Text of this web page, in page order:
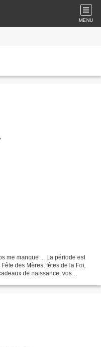
MENU
me manque ... La période est
des Mères, fêtes de la Foi,
de naissance, vos